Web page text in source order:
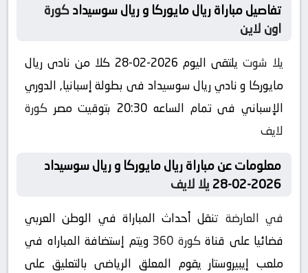
تفاصيل مباراة ريال مايوركا و ريال سوسيدادكورة
اون لاين
يلا شوت
يلتقى اليوم 2026-02-28 كلا من نادى ريال
مايوركا و نادي ريال سوسيداد فى بطولة إسبانيا, الدوري
الإسباني فى تمام الساعه 20:30 بتوقيت مصر
كورة
لايف
معلومات عن مباراة ريال مايوركا و ريال سوسيداد
2026-02-28
يلا لايف
في العارضة تنقل أحداث المباراة في الوطن العربي
فضائيا على قناةكورة 360
ويتم إستضافة المباراه في
ملعب إيبيروستار يقوم المعلق الرياضى بالتعليق على